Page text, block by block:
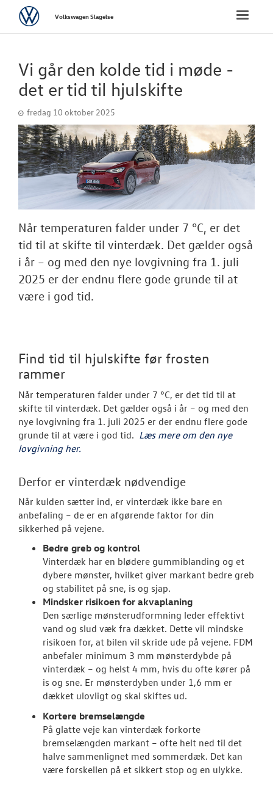
BRUGTE BILER
VÆRKSTED
TILBEHØR
NYHEDER
JOB OG
RESERVEDELE
Toggle
VolkswagenVolkswagen Slagelse
Vi går den kolde tid i møde -
det er tid til hjulskifte
fredag 10 oktober 2025
Når temperaturen falder under 7 °C, er det
tid til at skifte til vinterdæk. Det gælder også
i år – og med den nye lovgivning fra 1. juli
2025 er der endnu flere gode grunde til at
være i god tid.
Find tid til hjulskifte før frosten
rammer
Når temperaturen falder under 7 °C, er det tid til at
skifte til vinterdæk. Det gælder også i år – og med den
nye lovgivning fra 1. juli 2025 er der endnu flere gode
grunde til at være i god tid. Læs mere om den nye
lovgivning her.
Derfor er vinterdæk nødvendige
Når kulden sætter ind, er vinterdæk ikke bare en
anbefaling – de er en afgørende faktor for din
sikkerhed på vejene.
Bedre greb og kontrol
Vinterdæk har en blødere gummiblanding og et
dybere mønster, hvilket giver markant bedre greb
og stabilitet på sne, is og sjap.
Mindsker risikoen for akvaplaning
Den særlige mønsterudformning leder effektivt
vand og slud væk fra dækket. Dette vil mindske
risikoen for, at bilen vil skride ude på vejene. FDM
anbefaler minimum 3 mm mønsterdybde på
vinterdæk – og helst 4 mm, hvis du ofte kører på
is og sne. Er mønsterdyben under 1,6 mm er
dækket ulovligt og skal skiftes ud.
Kortere bremselængde
På glatte veje kan vinterdæk forkorte
bremselængden markant – ofte helt ned til det
halve sammenlignet med sommerdæk. Det kan
være forskellen på et sikkert stop og en ulykke.